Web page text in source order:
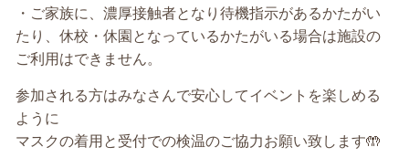
・ご家族に、濃厚接触者となり待機指示があるかたがい
たり、休校・休園となっているかたがいる場合は施設の
ご利用はできません。
参加される方はみなさんで安心してイベントを楽しめる
ように
マスクの着用と受付での検温のご協力お願い致します🤲